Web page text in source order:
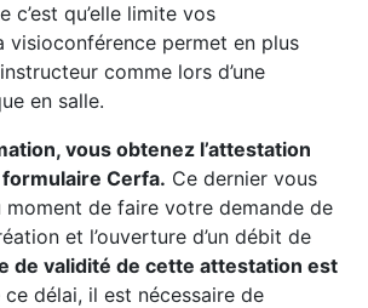
c’est qu’elle limite vos
visioconférence permet en plus
comme lors d’une
en salle.
vous obtenez l’attestation
Cerfa. Ce dernier vous
moment de faire votre demande de
et l’ouverture d’un débit de
de validité de cette attestation est
ce délai, il est nécessaire de